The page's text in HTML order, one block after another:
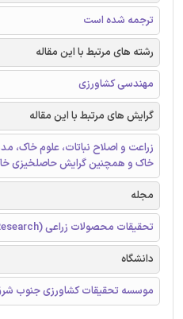
ترجمه شده است
رشته های مرتبط با این مقاله
مهندسی کشاورزی
گرایش های مرتبط با این مقاله
زراعت و اصلاح نباتات، علوم خاک،
خاک و همچنین گرایش حاصلخیزی
مجله
تحقیقات محصولات زراعی (Field Crops Research)
دانشگاه
موسسه تحقیقات کشاورزی جنوب شرق